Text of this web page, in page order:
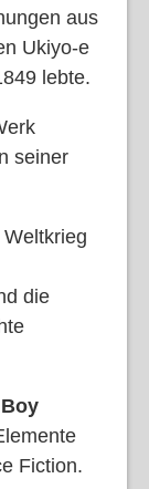
aus
Ukiyo-e
lebte.
seiner
die
Fiction.